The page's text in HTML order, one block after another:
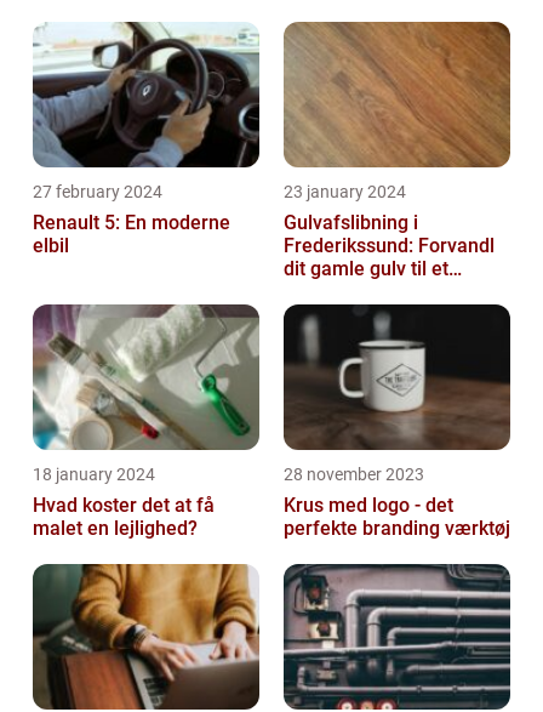
27 february 2024
Renault 5: En moderne
elbil
23 january 2024
Gulvafslibning i
Frederikssund: Forvandl
dit gamle gulv til et
18 january 2024
Hvad koster det at få
malet en lejlighed?
28 november 2023
Krus med logo - det
perfekte branding værktøj